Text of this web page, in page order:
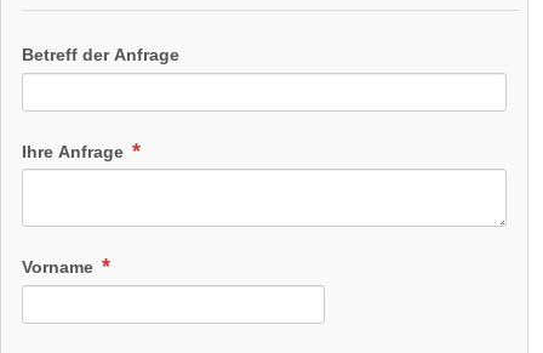
Betreff der Anfrage
Ihre Anfrage
Vorname